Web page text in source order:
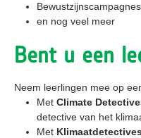
en nog veel meer
Bent u een
Neem leerlingen mee op
Met Climate
detective van het
Met Klimaatdetectives